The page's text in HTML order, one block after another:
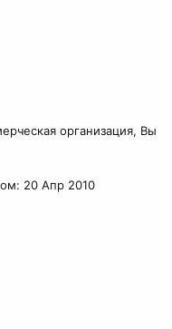
организация, Вы
20 Апр 2010